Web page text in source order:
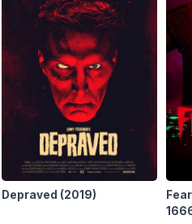
Depraved (2019)